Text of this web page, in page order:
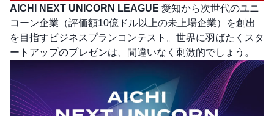
AICHI NEXT UNICORN LEAGUE 愛知から次世代のユニ
コーン企業（評価額10億ドル以上の未上場企業）を創出
を目指すビジネスプランコンテスト。世界に羽ばたくスタ
ートアップのプレゼンは、間違いなく刺激的でしょう。